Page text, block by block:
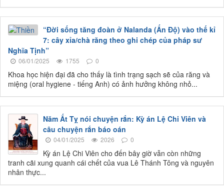
“Đời sống tăng đoàn ở Nalanda (Ấn Độ) vào thế kỉ
7: cây xỉa/chà răng theo ghi chép của pháp sư
Nghĩa Tịnh”
06/01/2025 1755 0
Khoa học hiện đại đã cho thấy là tình trạng sạch sẽ của răng và
miệng (oral hygiene - tiếng Anh) có ảnh hưởng không nhỏ...
Năm Ất Tỵ nói chuyện rắn: Kỳ án Lệ Chi Viên và
câu chuyện rắn báo oán
04/01/2025 2026 0
Kỳ án Lệ Chi Viên cho đến bây giờ vẫn còn những
tranh cãi xung quanh cái chết của vua Lê Thánh Tông và nguyên
nhân thực...